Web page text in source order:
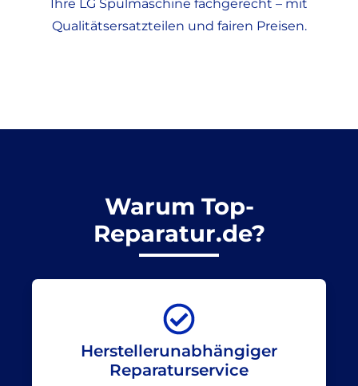
Ihre LG Spülmaschine fachgerecht – mit
Qualitätsersatzteilen und fairen Preisen.
Warum Top-
Reparatur.de?
Herstellerunabhängiger
Reparaturservice